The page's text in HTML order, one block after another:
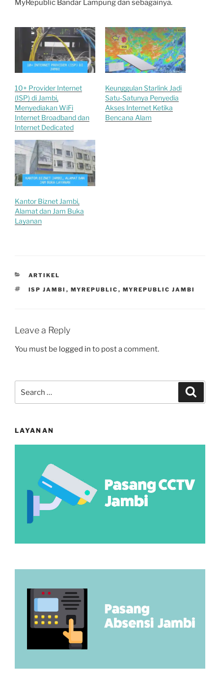
MyRepublic Bandar Lampung dan sebagainya.
10+ Provider Internet
(ISP) di Jambi,
Menyediakan WiFi
Internet Broadband dan
Internet Dedicated
Keunggulan Starlink Jadi
Satu-Satunya Penyedia
Akses Internet Ketika
Bencana Alam
Kantor Biznet Jambi,
Alamat dan Jam Buka
Layanan
CATEGORIES
ARTIKEL
TAGS
ISP JAMBI , MYREPUBLIC , MYREPUBLIC JAMBI
Leave a Reply
You must be logged in to post a comment.
for:
LAYANAN